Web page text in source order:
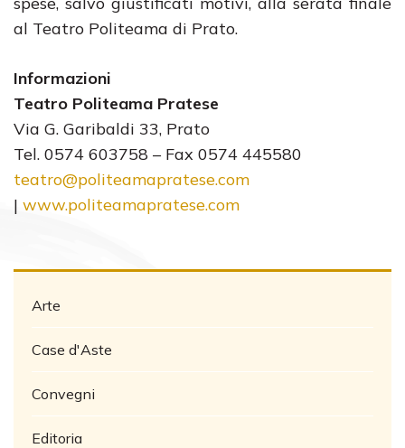
al Teatro Politeama di Prato.
Informazioni
Teatro Politeama Pratese
Via G. Garibaldi 33, Prato
Tel. 0574 603758 – Fax 0574 445580
teatro@politeamapratese.com
| www.politeamapratese.com
Arte
Case d'Aste
Convegni
Editoria